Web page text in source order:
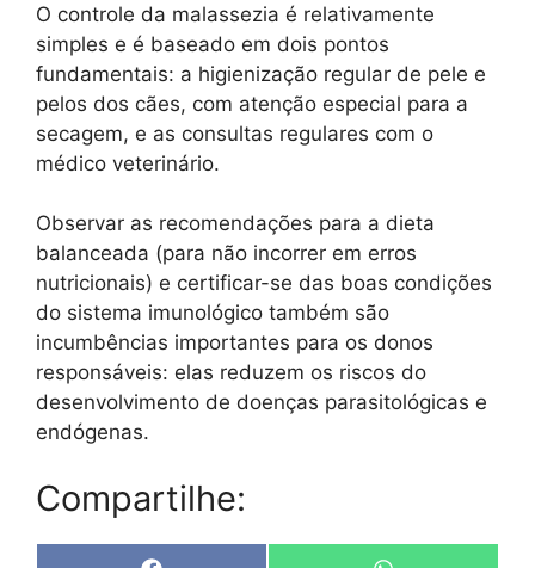
O controle da malassezia é relativamente
simples e é baseado em dois pontos
fundamentais: a higienização regular de pele e
pelos dos cães, com atenção especial para a
secagem, e as consultas regulares com o
médico veterinário.
Observar as recomendações para a dieta
balanceada (para não incorrer em erros
nutricionais) e certificar-se das boas condições
do sistema imunológico também são
incumbências importantes para os donos
responsáveis: elas reduzem os riscos do
desenvolvimento de doenças parasitológicas e
endógenas.
Compartilhe: